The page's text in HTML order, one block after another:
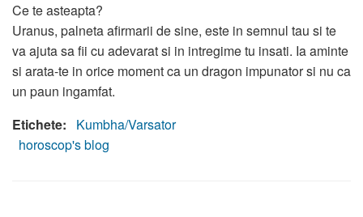
Ce te asteapta?
Uranus, palneta afirmarii de sine, este in semnul tau si te
va ajuta sa fii cu adevarat si in intregime tu insati. Ia aminte
si arata-te in orice moment ca un dragon impunator si nu ca
un paun ingamfat.
Etichete:
Kumbha/Varsator
horoscop's blog